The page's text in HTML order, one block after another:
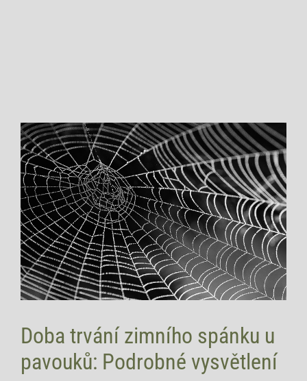
Doba trvání zimního spánku u
pavouků: Podrobné vysvětlení